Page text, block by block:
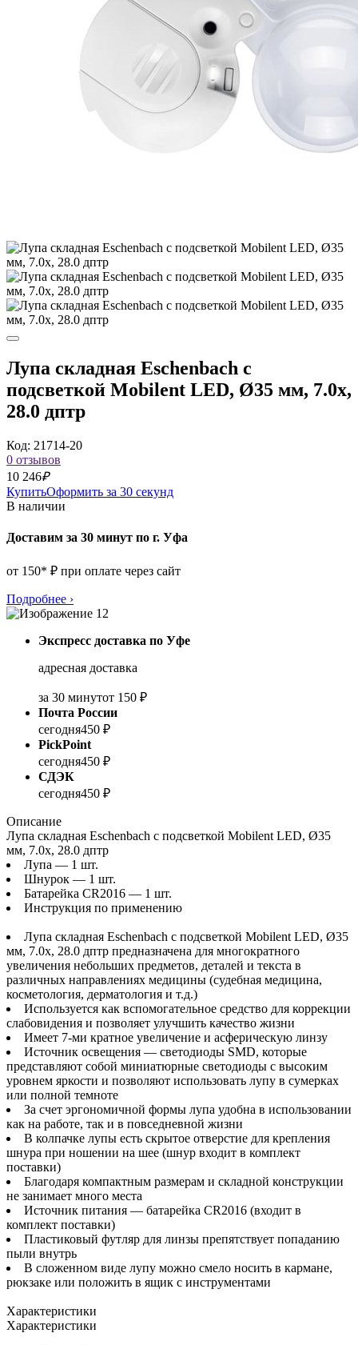
Лупа складная Eschenbach с
подсветкой Mobilent LED, Ø35 мм, 7.0x,
28.0 дптр
Код: 21714-20
0 отзывов
10 246₽
КупитьОформить за 30 секунд
В наличии
Доставим за 30 минут по г. Уфа
от 150* ₽ при оплате через сайт
Подробнее ›
Экспресс доставка по Уфе
адресная доставка
за 30 минутот 150 ₽
Почта России
сегодня450 ₽
PickPoint
сегодня450 ₽
СДЭК
сегодня450 ₽
Описание
Лупа складная Eschenbach с подсветкой Mobilent LED, Ø35
мм, 7.0x, 28.0 дптр
Лупа — 1 шт.
Шнурок — 1 шт.
Батарейка CR2016 — 1 шт.
Инструкция по применению
Лупа складная Eschenbach с подсветкой Mobilent LED, Ø35
мм, 7.0х, 28.0 дптр предназначена для многократного
увеличения небольших предметов, деталей и текста в
различных направлениях медицины (судебная медицина,
косметология, дерматология и т.д.)
Используется как вспомогательное средство для коррекции
слабовидения и позволяет улучшить качество жизни
Имеет 7-ми кратное увеличение и асферическую линзу
Источник освещения — светодиоды SMD, которые
представляют собой миниатюрные светодиоды с высоким
уровнем яркости и позволяют использовать лупу в сумерках
или полной темноте
За счет эргономичной формы лупа удобна в использовании
как на работе, так и в повседневной жизни
В колпачке лупы есть скрытое отверстие для крепления
шнура при ношении на шее (шнур входит в комплект
поставки)
Благодаря компактным размерам и складной конструкции
не занимает много места
Источник питания — батарейка CR2016 (входит в
комплект поставки)
Пластиковый футляр для линзы препятствует попаданию
пыли внутрь
В сложенном виде лупу можно смело носить в кармане,
рюкзаке или положить в ящик с инструментами
Характеристики
Характеристики